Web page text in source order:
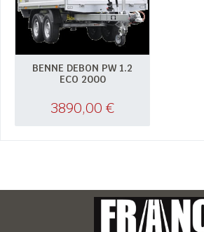
BENNE DEBON PW 1.2
ECO 2000
3890,00 €